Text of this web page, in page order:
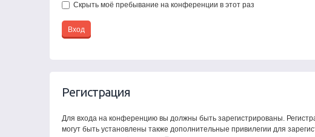
Скрыть моё пребывание на конференции в этот раз
Регистрация
Для входа на конференцию вы должны быть зарегистрированы.
могут быть установлены также дополнительные привилегии для